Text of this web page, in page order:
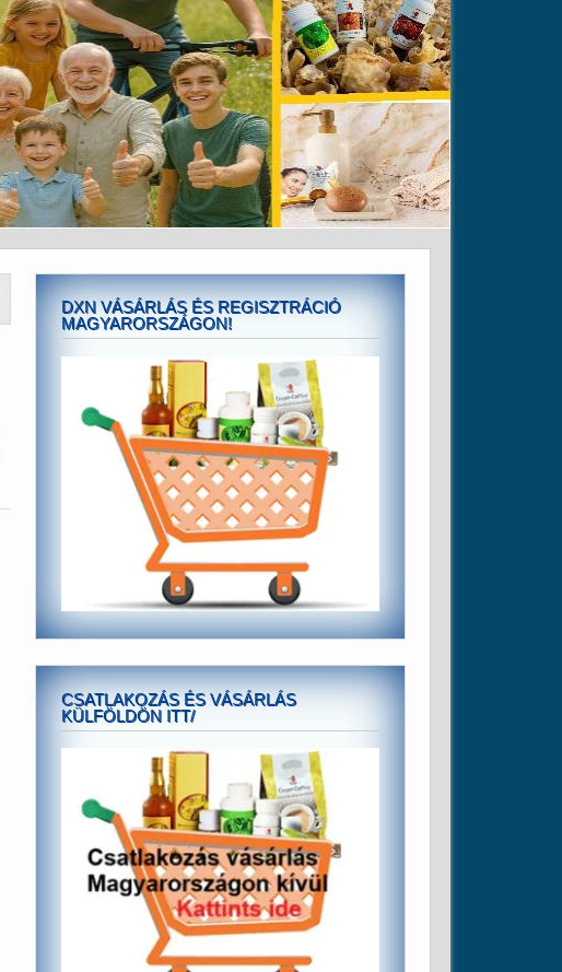
DXN VÁSÁRLÁS ÉS REGISZTRÁCIÓ
MAGYARORSZÁGON!
CSATLAKOZÁS ÉS VÁSÁRLÁS
KÜLFÖLDÖN ITT/